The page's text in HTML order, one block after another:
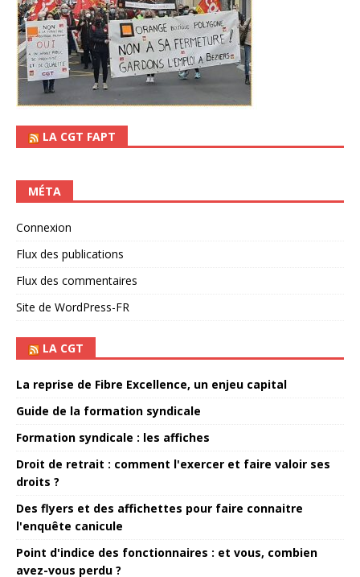
LA CGT FAPT
MÉTA
Connexion
Flux des publications
Flux des commentaires
Site de WordPress-FR
LA CGT
La reprise de Fibre Excellence, un enjeu capital
Guide de la formation syndicale
Formation syndicale : les affiches
Droit de retrait : comment l'exercer et faire valoir ses
droits ?
Des flyers et des affichettes pour faire connaitre
l'enquête canicule
Point d'indice des fonctionnaires : et vous, combien
avez-vous perdu ?